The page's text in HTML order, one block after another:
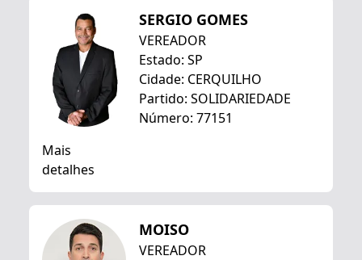
SERGIO GOMES
VEREADOR
Estado: SP
Cidade: CERQUILHO
Partido: SOLIDARIEDADE
Número: 77151
Mais
detalhes
MOISO
VEREADOR